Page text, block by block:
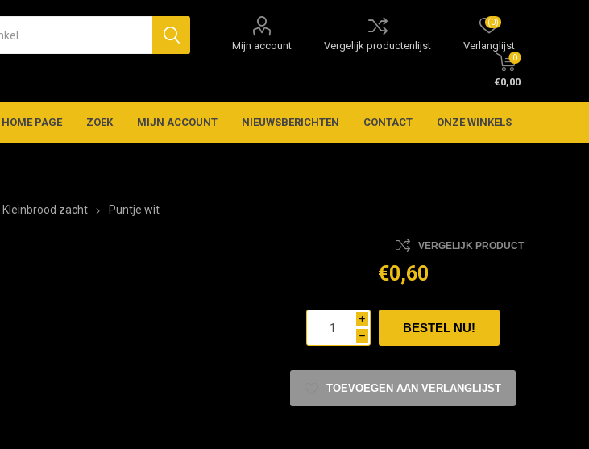
Mijn account Vergelijk productenlijst Verlanglijst
(0)
0
€0,00
HOME PAGE ZOEK MIJN ACCOUNT NIEUWSBERICHTEN CONTACT ONZE WINKELS
Kleinbrood zacht Puntje wit
VERGELIJK PRODUCT
€0,60
i
h
TOEVOEGEN AAN VERLANGLIJST